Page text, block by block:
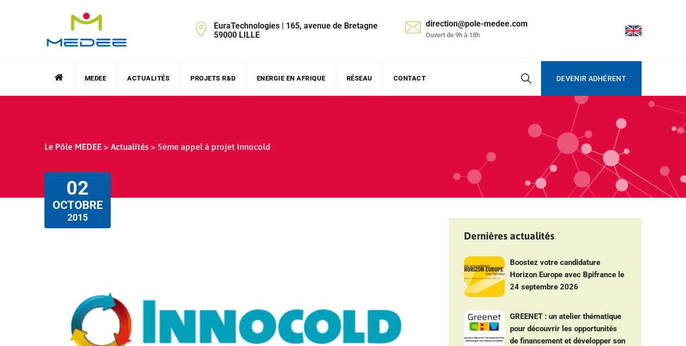
EuraTechnologies | 165, avenue de Bretagne
59000 LILLE
direction@pole-medee.com
Ouvert de 9h à 18h
MEDEE ACTUALITÉS PROJETS R&D ENERGIE EN AFRIQUE RÉSEAU CONTACT DEVENIR ADHÉRENT
Le Pôle MEDEE > Actualités > 5ème appel à projet Innocold
02
OCTOBRE
2015
Dernières actualités
Boostez votre candidature
Horizon Europe avec Bpifrance le
24 septembre 2026
GREENET : un atelier thématique
pour découvrir les opportunités
de financement et développer son